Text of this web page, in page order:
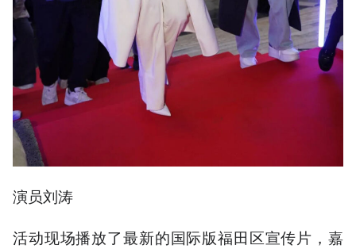
演员刘涛
活动现场播放了最新的国际版福田区宣传片，嘉